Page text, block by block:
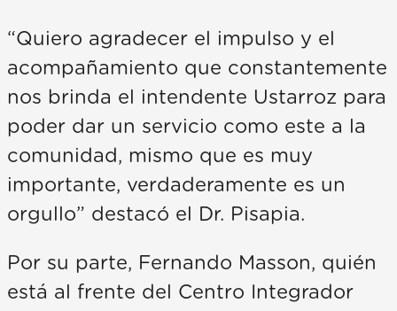
“Quiero agradecer el impulso y el
acompañamiento que constantemente
nos brinda el intendente Ustarroz para
poder dar un servicio como este a la
comunidad, mismo que es muy
importante, verdaderamente es un
orgullo” destacó el Dr. Pisapia.
Por su parte, Fernando Masson, quién
está al frente del Centro Integrador